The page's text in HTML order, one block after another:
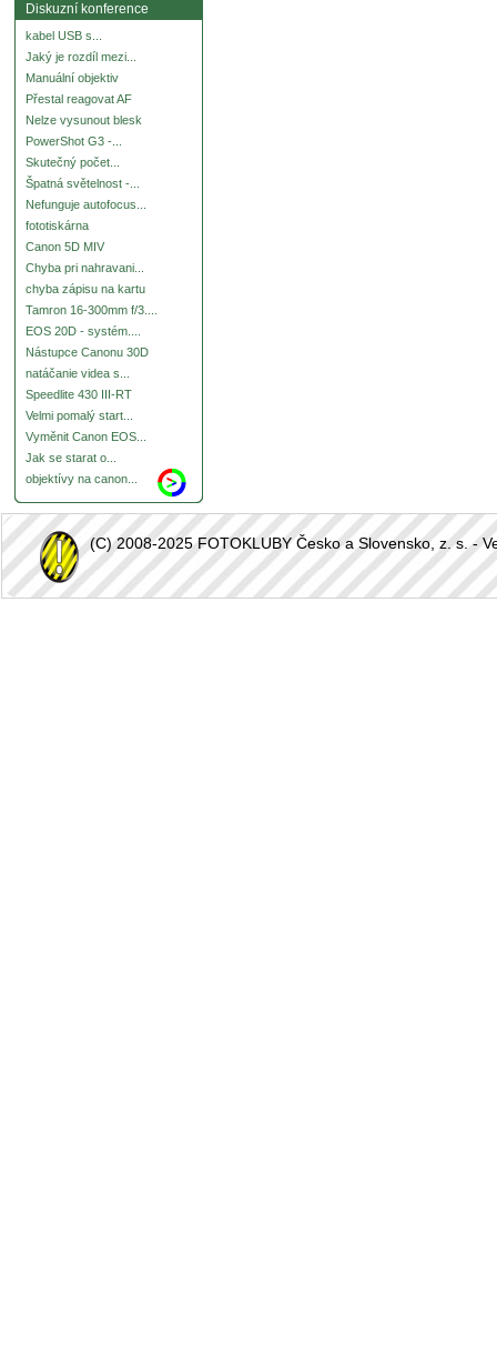
Diskuzní konference
kabel USB s...
Jaký je rozdíl mezi...
Manuální objektiv
Přestal reagovat AF
Nelze vysunout blesk
PowerShot G3 -...
Skutečný počet...
Špatná světelnost -...
Nefunguje autofocus...
fototiskárna
Canon 5D MIV
Chyba pri nahravani...
chyba zápisu na kartu
Tamron 16-300mm f/3....
EOS 20D - systém....
Nástupce Canonu 30D
natáčanie videa s...
Speedlite 430 III-RT
Velmi pomalý start...
Vyměnit Canon EOS...
Jak se starat o...
objektívy na canon...
(C) 2008-2025 FOTOKLUBY Česko a Slovensko, z. s. -